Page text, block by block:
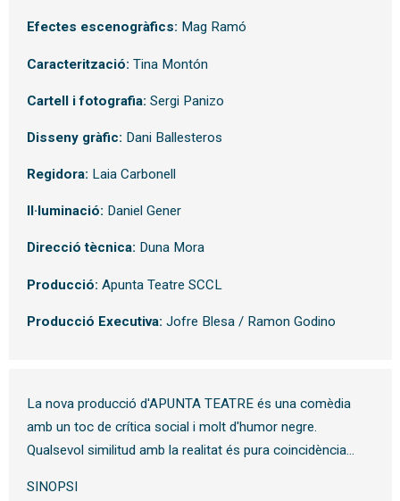
Efectes escenogràfics: Mag Ramó
Caracterització: Tina Montón
Cartell i fotografia: Sergi Panizo
Disseny gràfic: Dani Ballesteros
Regidora: Laia Carbonell
Il·luminació: Daniel Gener
Direcció tècnica: Duna Mora
Producció: Apunta Teatre SCCL
Producció Executiva: Jofre Blesa / Ramon Godino
La nova producció d'APUNTA TEATRE és una comèdia
amb un toc de crítica social i molt d'humor negre.
Qualsevol similitud amb la realitat és pura coincidència...
SINOPSI